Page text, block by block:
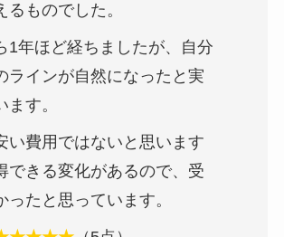
るものでした。
1年ほど経ちましたが、自分
ラインが自然になったと実
ます。
い費用ではないと思います
できる変化があるので、受
ったと思っています。